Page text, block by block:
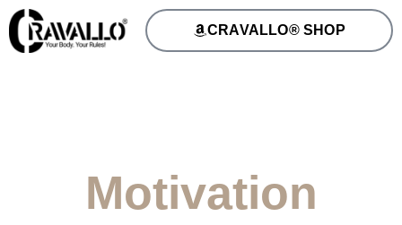
CRAVALLO® SHOP
Motivation